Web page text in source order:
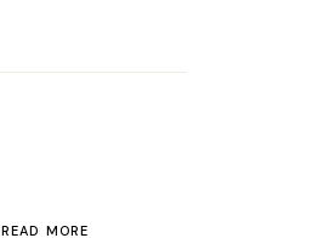
READ MORE